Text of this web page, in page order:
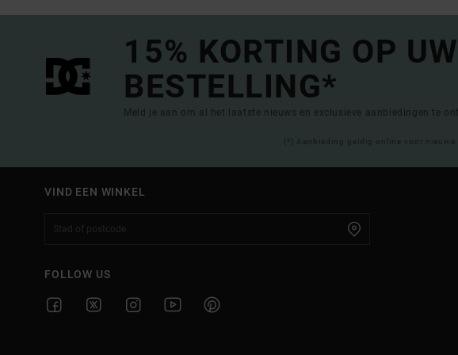
15% KORTING OP
BESTELLING*
Meld je aan om al het laatste nieuws en exclusieve aanbiedingen te
(*) Aanbieding geldig online voor
VIND EEN WINKEL
FOLLOW US